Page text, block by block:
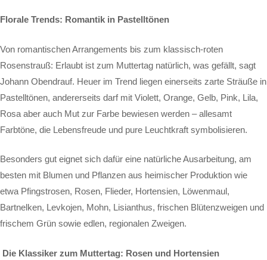
Florale Trends: Romantik in Pastelltönen
Von romantischen Arrangements bis zum klassisch-roten
Rosenstrauß: Erlaubt ist zum Muttertag natürlich, was gefällt, sagt
Johann Obendrauf. Heuer im Trend liegen einerseits zarte Sträuße in
Pastelltönen, andererseits darf mit Violett, Orange, Gelb, Pink, Lila,
Rosa aber auch Mut zur Farbe bewiesen werden – allesamt
Farbtöne, die Lebensfreude und pure Leuchtkraft symbolisieren.
Besonders gut eignet sich dafür eine natürliche Ausarbeitung, am
besten mit Blumen und Pflanzen aus heimischer Produktion wie
etwa Pfingstrosen, Rosen, Flieder, Hortensien, Löwenmaul,
Bartnelken, Levkojen, Mohn, Lisianthus, frischen Blütenzweigen und
frischem Grün sowie edlen, regionalen Zweigen.
Die Klassiker zum Muttertag: Rosen und Hortensien